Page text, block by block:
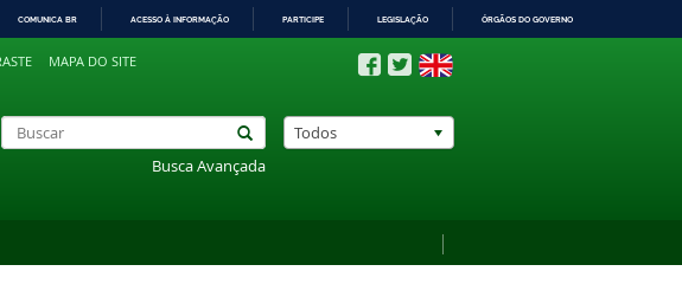
COMUNICA BR ACESSO À INFORMAÇÃO PARTICIPE LEGISLAÇÃO ÓRGÃOS DO GOVERNO
MAPA DO SITE
Busca Avançada
Todos